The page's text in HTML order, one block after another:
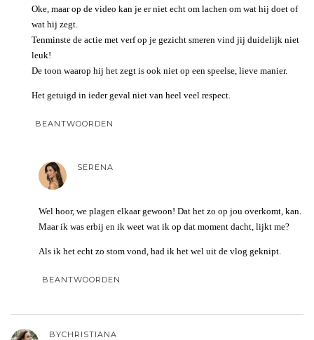
Oke, maar op de video kan je er niet echt om lachen om wat hij doet of
wat hij zegt.
Tenminste de actie met verf op je gezicht smeren vind jij duidelijk niet
leuk!
De toon waarop hij het zegt is ook niet op een speelse, lieve manier.
Het getuigd in ieder geval niet van heel veel respect.
BEANTWOORDEN
SERENA
Wel hoor, we plagen elkaar gewoon! Dat het zo op jou overkomt, kan.
Maar ik was erbij en ik weet wat ik op dat moment dacht, lijkt me?
Als ik het echt zo stom vond, had ik het wel uit de vlog geknipt.
BEANTWOORDEN
BYCHRISTIANA